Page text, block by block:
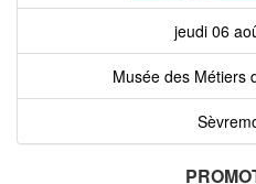
jeudi 06
Musée des Métiers